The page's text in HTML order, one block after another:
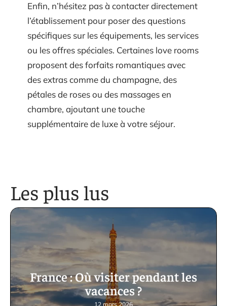
Enfin, n’hésitez pas à contacter directement
l’établissement pour poser des questions
spécifiques sur les équipements, les services
ou les offres spéciales. Certaines love rooms
proposent des forfaits romantiques avec
des extras comme du champagne, des
pétales de roses ou des massages en
chambre, ajoutant une touche
supplémentaire de luxe à votre séjour.
Les plus lus
France : Où visiter pendant les
vacances ?
12 mars 2026